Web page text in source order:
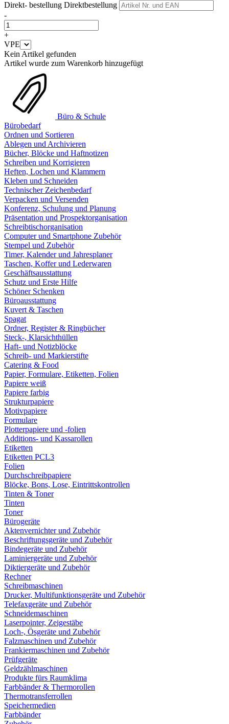
Direkt- bestellung Direktbestellung
-
+
VPE
Kein Artikel gefunden
Artikel wurde zum Warenkorb hinzugefügt
Büro & Schule
Bürobedarf
Ordnen und Sortieren
Ablegen und Archivieren
Bücher, Blöcke und Haftnotizen
Schreiben und Korrigieren
Heften, Lochen und Klammern
Kleben und Schneiden
Technischer Zeichenbedarf
Verpacken und Versenden
Konferenz, Schulung und Planung
Präsentation und Prospektorganisation
Schreibtischorganisation
Computer und Smartphone Zubehör
Stempel und Zubehör
Timer, Kalender und Jahresplaner
Taschen, Koffer und Lederwaren
Geschäftsausstattung
Schutz und Erste Hilfe
Schöner Schenken
Büroausstattung
Kuvert & Taschen
Spagat
Ordner, Register & Ringbücher
Steck-, Klarsichthüllen
Haft- und Notizblöcke
Schreib- und Markierstifte
Catering & Food
Papier, Formulare, Etiketten, Folien
Papiere weiß
Papiere farbig
Strukturpapiere
Motivpapiere
Formulare
Plotterpapiere und -folien
Additions- und Kassarollen
Etiketten
Etiketten PCL3
Folien
Durchschreibpapiere
Blöcke, Bons, Lose, Eintrittskontrollen
Tinten & Toner
Tinten
Toner
Bürogeräte
Aktenvernichter und Zubehör
Beschriftungsgeräte und Zubehör
Bindegeräte und Zubehör
Laminiergeräte und Zubehör
Diktiergeräte und Zubehör
Rechner
Schreibmaschinen
Drucker, Multifunktionsgeräte und Zubehör
Telefaxgeräte und Zubehör
Schneidemaschinen
Laserpointer, Zeigestäbe
Loch-, Ösgeräte und Zubehör
Falzmaschinen und Zubehör
Frankiermaschinen und Zubehör
Prüfgeräte
Geldzählmaschinen
Produkte fürs Raumklima
Farbbänder & Thermorollen
Thermotransferrollen
Speichermedien
Farbbänder